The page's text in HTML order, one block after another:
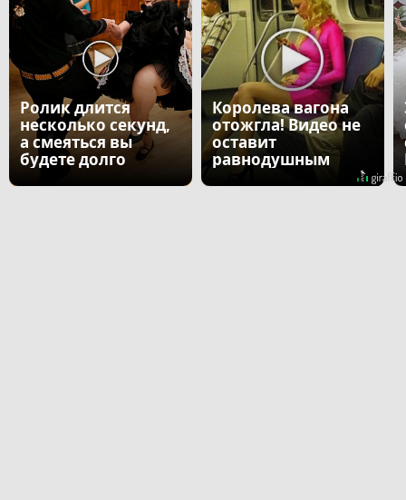
Ролик длится
несколько секунд,
а смеяться вы
будете долго
Королева вагона
отожгла! Видео не
оставит
равнодушным